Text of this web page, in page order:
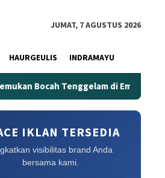
JUMAT, 7 AGUSTUS 2026
HAURGEULIS INDRAMAYU
Tenggelam di Embung Kertanegara
IKLAN TERSEDIA
visibilitas brand Anda
bersama kami.